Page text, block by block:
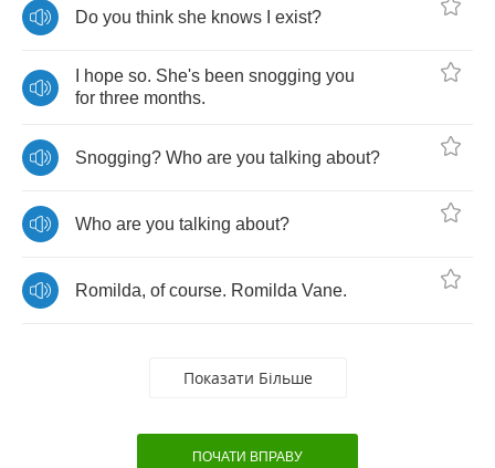
Do you think she knows exist?
hope so. She's been snogging you
for three months.
Snogging? Who are you talking about?
Who are you talking about?
Romilda, of course. Romilda Vane.
Показати Більше
ПОЧАТИ ВПРАВУ